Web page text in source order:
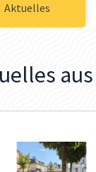
Aktuelles